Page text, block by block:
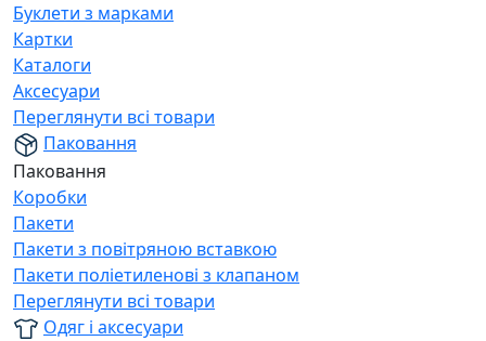
Буклети з марками
Картки
Каталоги
Аксесуари
Переглянути всі товари
Паковання
Паковання
Коробки
Пакети
Пакети з повітряною вставкою
Пакети поліетиленові з клапаном
Переглянути всі товари
Одяг і аксесуари